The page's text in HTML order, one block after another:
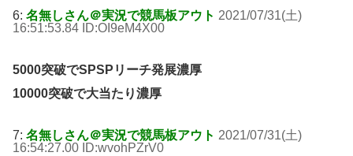
6: 名無しさん＠実況で競馬板アウト 2021/07/31(土)
16:51:53.84 ID:OI9eM4X00
5000突破でSPSPリーチ発展濃厚
10000突破で大当たり濃厚
7: 名無しさん＠実況で競馬板アウト 2021/07/31(土)
16:54:27.00 ID:wvohPZrV0